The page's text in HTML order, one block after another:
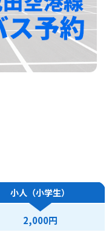
小人（小学生）
2,000円